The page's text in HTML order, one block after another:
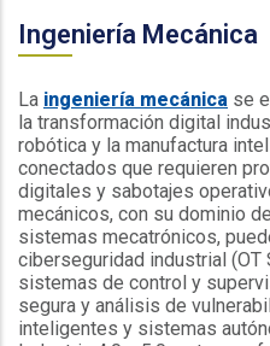
Ingeniería Mecánica
La ingeniería mecánica se
la transformación digital
robótica y la manufactura
conectados que requieren
digitales y sabotajes
mecánicos, con su dominio
sistemas mecatrónicos,
ciberseguridad industrial (OT
sistemas de control y
segura y análisis de
inteligentes y sistemas